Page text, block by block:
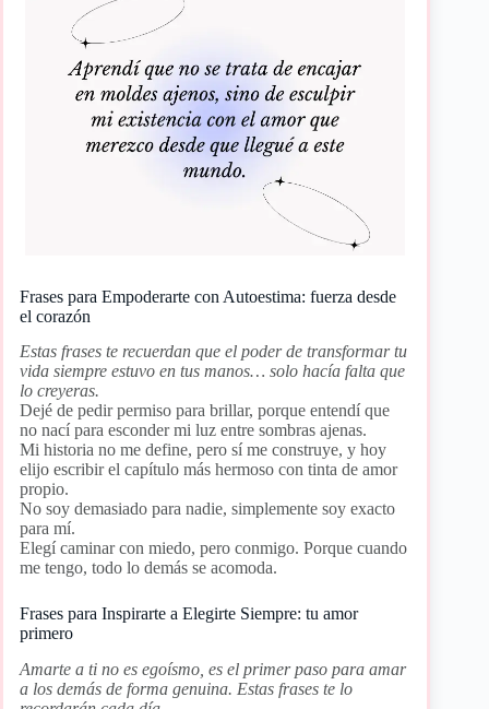
Frases para Empoderarte con Autoestima: fuerza desde
el corazón
Estas frases te recuerdan que el poder de transformar tu
vida siempre estuvo en tus manos… solo hacía falta que
lo creyeras.
Dejé de pedir permiso para brillar, porque entendí que
no nací para esconder mi luz entre sombras ajenas.
Mi historia no me define, pero sí me construye, y hoy
elijo escribir el capítulo más hermoso con tinta de amor
propio.
No soy demasiado para nadie, simplemente soy exacto
para mí.
Elegí caminar con miedo, pero conmigo. Porque cuando
me tengo, todo lo demás se acomoda.
Frases para Inspirarte a Elegirte Siempre: tu amor
primero
Amarte a ti no es egoísmo, es el primer paso para amar
a los demás de forma genuina. Estas frases te lo